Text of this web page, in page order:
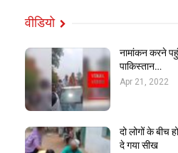
वीडियो
नामांकन करने
पाकिस्तान…
Apr 21, 2022
दो लोगों के बीच
दे गया सीख